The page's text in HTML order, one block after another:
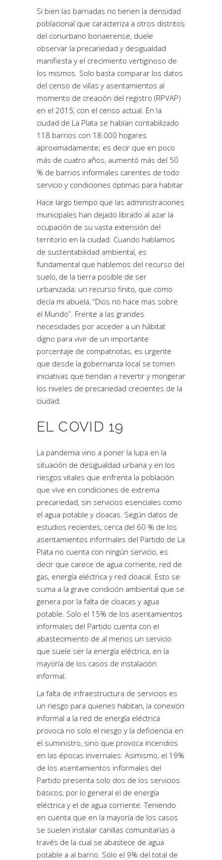
Si bien las barriadas no tienen la densidad
poblacional que caracteriza a otros distritos
del conurbano bonaerense, duele
observar la precariedad y desigualdad
manifiesta y el crecimiento vertiginoso de
los mismos. Solo basta comparar los datos
del censo de villas y asentamientos al
momento de creación del registro (RPVAP)
en el 2015, con el censo actual. En la
ciudad de La Plata se habían contabilizado
118 barrios con 18.000 hogares
aproximadamente; es decir que en poco
más de cuatro años, aumentó más del 50
% de barrios informales carentes de todo
servicio y condiciones óptimas para habitar
Hace largo tiempo que las administraciones
municipales han dejado librado al azar la
ocupación de su vasta extensión del
territorio en la ciudad. Cuando hablamos
de sustentabilidad ambiental, es
fundamental que hablemos del recurso del
suelo, de la tierra posible de ser
urbanizada; un recurso finito, que como
decía mi abuela, “Dios no hace mas sobre
el Mundo”. Frente a las grandes
necesidades por acceder a un hábitat
digno para vivir de un importante
porcentaje de compatriotas, es urgente
que desde la gobernanza local se tomen
iniciativas que tiendan a revertir y morigerar
los niveles de precariedad crecientes de la
ciudad.
EL COVID 19
La pandemia vino a poner la lupa en la
situación de desigualdad urbana y en los
riesgos vitales que enfrenta la población
que vive en condiciones de extrema
precariedad, sin servicios esenciales como
el agua potable y cloacas. Según datos de
estudios recientes, cerca del 60 % de los
asentamientos informales del Partido de La
Plata no cuenta con ningún servicio, es
decir que carece de agua corriente, red de
gas, energía eléctrica y red cloacal. Esto se
suma a la grave condición ambiental que se
genera por la falta de cloacas y agua
potable. Solo el 15% de los asentamientos
informales del Partido cuenta con el
abastecimiento de al menos un servicio
que suele ser la energía eléctrica, en la
mayoría de los casos de instalación
informal.
La falta de infraestructura de servicios es
un riesgo para quienes habitan, la conexión
informal a la red de energía eléctrica
provoca no solo el riesgo y la deficiencia en
el suministro, sino que provoca incendios
en las épocas invernales. Asimismo, el 19%
de los asentamientos informales del
Partido presenta solo dos de los servicios
básicos, por lo general el de energía
eléctrica y el de agua corriente. Teniendo
en cuenta que en la mayoría de los casos
se suelen instalar canillas comunitarias a
través de la cual se abastece de agua
potable a al barrio. Sólo el 9% del total de